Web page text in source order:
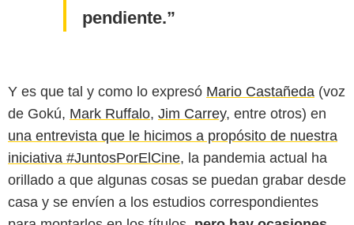
pendiente.
Y es que tal y como lo expresó Mario Castañeda (voz
de Gokú, Mark Ruffalo, Jim Carrey, entre otros) en
una entrevista que le hicimos a propósito de nuestra
iniciativa #JuntosPorElCine, la pandemia actual ha
orillado a que algunas cosas se puedan grabar desde
casa y se envíen a los estudios correspondientes